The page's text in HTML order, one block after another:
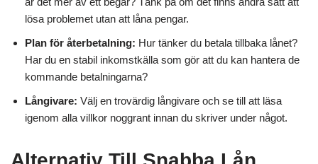
lösa problemet utan att låna pengar.
Plan för återbetalning: Hur tänker du betala tillbaka lånet?
Har du en stabil inkomstkälla som gör att du kan hantera de
kommande betalningarna?
Långivare: Välj en trovärdig långivare och se till att läsa
igenom alla villkor noggrant innan du skriver under något.